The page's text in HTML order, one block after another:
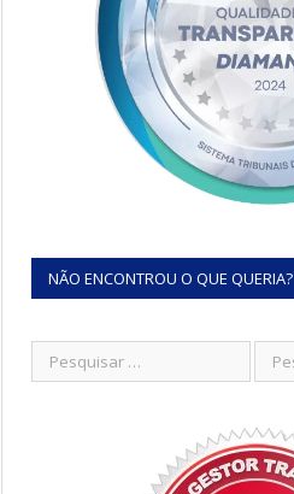
NÃO ENCONTROU O QUE QUERIA?